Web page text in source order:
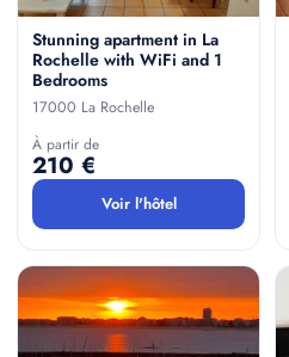
Stunning apartment in La
Rochelle with WiFi and 1
Bedrooms
17000 La Rochelle
À partir de
210 €
Voir l'hôtel